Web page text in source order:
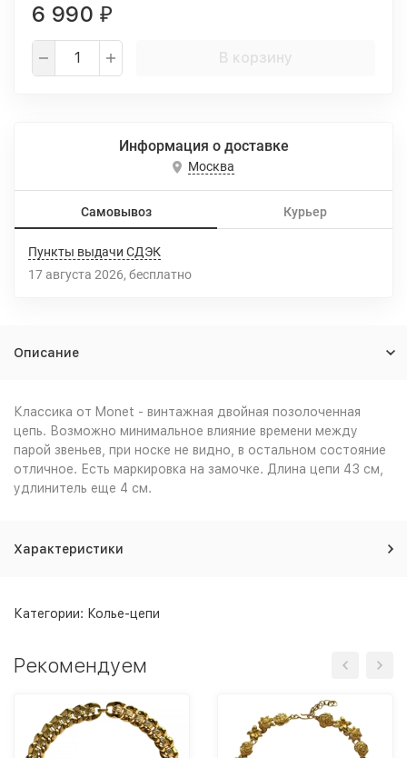
6 990 ₽
В корзину
Информация о доставке
Москва
Самовывоз Курьер
Пункты выдачи СДЭК
17 августа 2026
Бесплатно
Описание
Классика от Monet - винтажная двойная позолоченная
цепь. Возможно минимальное влияние времени между
парой звеньев, при носке не видно, в остальном состояние
отличное. Есть маркировка на замочке. Длина цепи 43 см,
удлинитель еще 4 см.
Характеристики
Категории: Колье-цепи
Рекомендуем